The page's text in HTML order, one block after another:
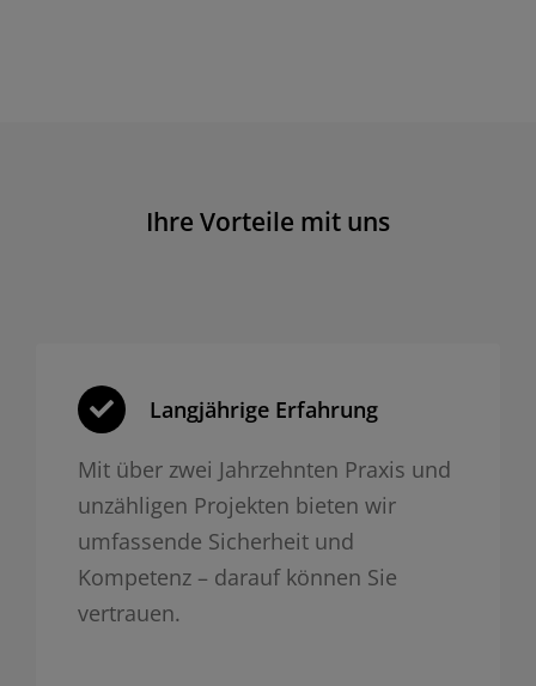
Ihre Vorteile mit uns
Langjährige Erfahrung
Mit über zwei Jahrzehnten Praxis und
unzähligen Projekten bieten wir
umfassende Sicherheit und
Kompetenz – darauf können Sie
vertrauen.